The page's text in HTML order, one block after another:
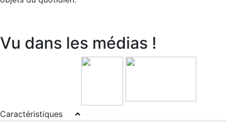
Vu dans les médias !
Caractéristiques